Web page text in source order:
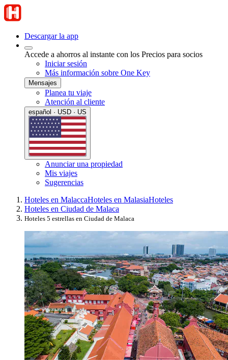
Descargar la app
Accede a ahorros al instante con los Precios para socios
Iniciar sesión
Más información sobre One Key
Mensajes
Planea tu viaje
Atención al cliente
español · USD · US
Anunciar una propiedad
Mis viajes
Sugerencias
Hoteles en MalaccaHoteles en MalasiaHoteles
Hoteles en Ciudad de Malaca
Hoteles 5 estrellas en Ciudad de Malaca